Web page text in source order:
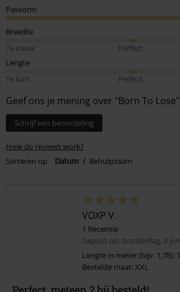
Pasvorm
Breedte
Te nauw
Perfect
Lengte
Te kort
Perfect
Geef ons je mening over "Born To
Schrijf een beoordeling
How do reviews work?
Sorteren op
Datum Behulpzaam
VOXP V.
1 Recensie
Gepost op: donderdag, 8
Lengte in meter (bijv. 1,78):
Bestelde maat: XXL